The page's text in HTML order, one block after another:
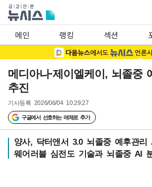
메인 랭킹 섹션
메디아나·제이엘케이, 뇌졸중
추진
기사등록 2026/06/04 10:29:27
구글에서 선호하는 매체로 추가
양사, 닥터앤서 3.0 뇌졸중 예후관리
웨어러블 심전도 기술과 뇌졸중 AI